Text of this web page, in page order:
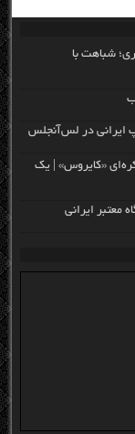
شباهت با
ایرانی در لس‌آنجلس
«کایروس» | یک